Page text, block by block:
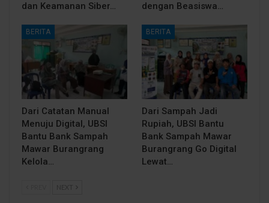
dan Keamanan Siber…
dengan Beasiswa…
BERITA
Dari Catatan Manual
Menuju Digital, UBSI
Bantu Bank Sampah
Mawar Burangrang
Kelola…
BERITA
Dari Sampah Jadi
Rupiah, UBSI Bantu
Bank Sampah Mawar
Burangrang Go Digital
Lewat…
NEXT